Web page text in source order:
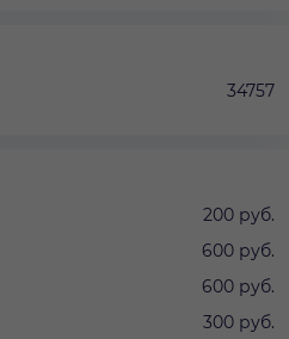
34757
200 руб.
600 руб.
600 руб.
300 руб.